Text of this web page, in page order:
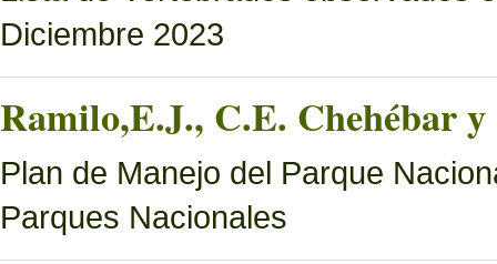
Diciembre 2023
Ramilo,E.J., C.E. Chehébar
Plan de Manejo del Parque
Parques Nacionales